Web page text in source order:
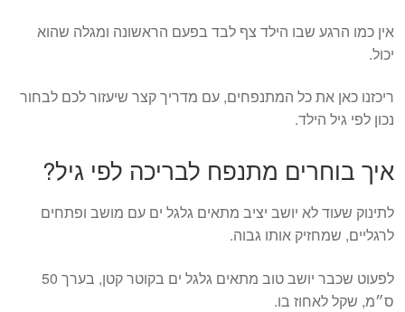
אין כמו הרגע שבו הילד צף לבד בפעם הראשונה ומגלה שהוא
יכול.
ריכזנו כאן את כל המתנפחים, עם מדריך קצר שיעזור לכם לבחור
נכון לפי גיל הילד.
איך בוחרים מתנפח לבריכה לפי גיל?
לתינוק שעוד לא יושב יציב מתאים גלגל ים עם מושב ופתחים
לרגליים, שמחזיק אותו גבוה.
לפעוט שכבר יושב טוב מתאים גלגל ים בקוטר קטן, בערך 50
ס״מ, שקל לאחוז בו.